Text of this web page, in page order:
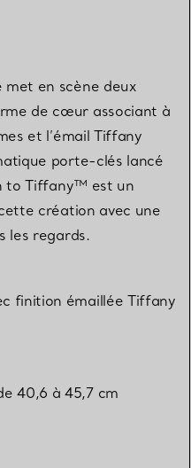
en scène deux
de cœur associant à
et l’émail Tiffany
porte-clés lancé
to Tiffany™ est un
création avec une
les regards.
finition émaillée Tiffany
40,6 à 45,7 cm